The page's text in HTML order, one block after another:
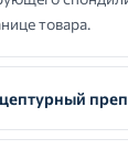
товара.